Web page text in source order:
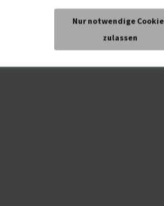
Nur notwendige
zulassen